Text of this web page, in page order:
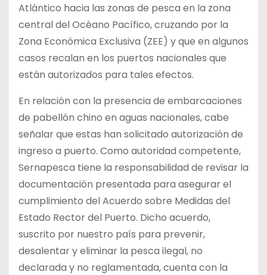
Atlántico hacia las zonas de pesca en la zona
central del Océano Pacífico, cruzando por la
Zona Económica Exclusiva (ZEE) y que en algunos
casos recalan en los puertos nacionales que
están autorizados para tales efectos.
En relación con la presencia de embarcaciones
de pabellón chino en aguas nacionales, cabe
señalar que estas han solicitado autorización de
ingreso a puerto. Como autoridad competente,
Sernapesca tiene la responsabilidad de revisar la
documentación presentada para asegurar el
cumplimiento del Acuerdo sobre Medidas del
Estado Rector del Puerto. Dicho acuerdo,
suscrito por nuestro país para prevenir,
desalentar y eliminar la pesca ilegal, no
declarada y no reglamentada, cuenta con la